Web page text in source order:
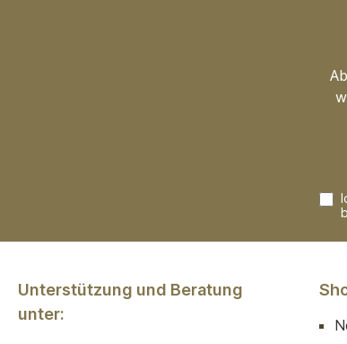
Unterstützung und Beratung
unter: